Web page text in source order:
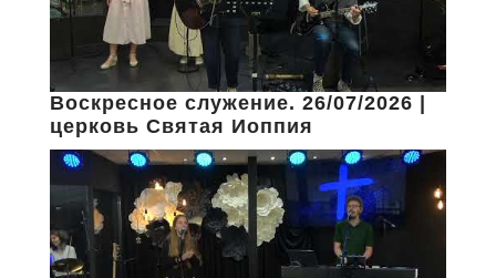
Воскресное служение. 26/07/2026 |
церковь Святая Иоппия